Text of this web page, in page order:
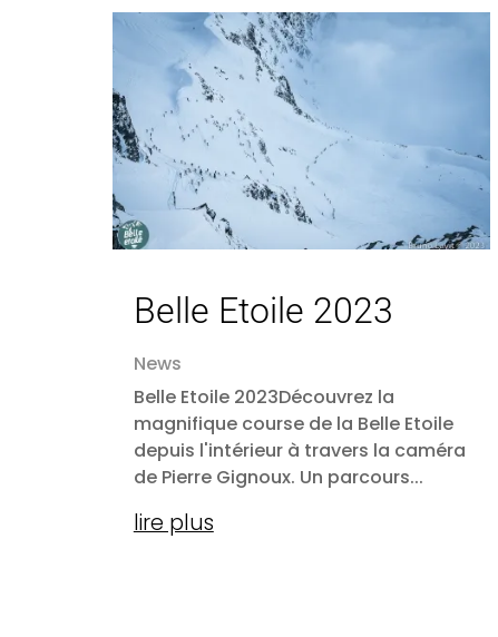
Belle Etoile 2023
News
Belle Etoile 2023Découvrez la
magnifique course de la Belle Etoile
depuis l'intérieur à travers la caméra
de Pierre Gignoux. Un parcours...
lire plus